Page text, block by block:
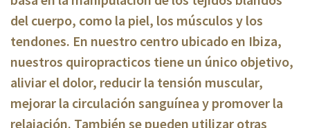
del cuerpo, como la piel, los músculos y los
tendones. En nuestro centro ubicado en Ibiza,
nuestros quiropracticos tiene un único objetivo,
aliviar el dolor, reducir la tensión muscular,
mejorar la circulación sanguínea y promover la
relajación. También se pueden utilizar otras